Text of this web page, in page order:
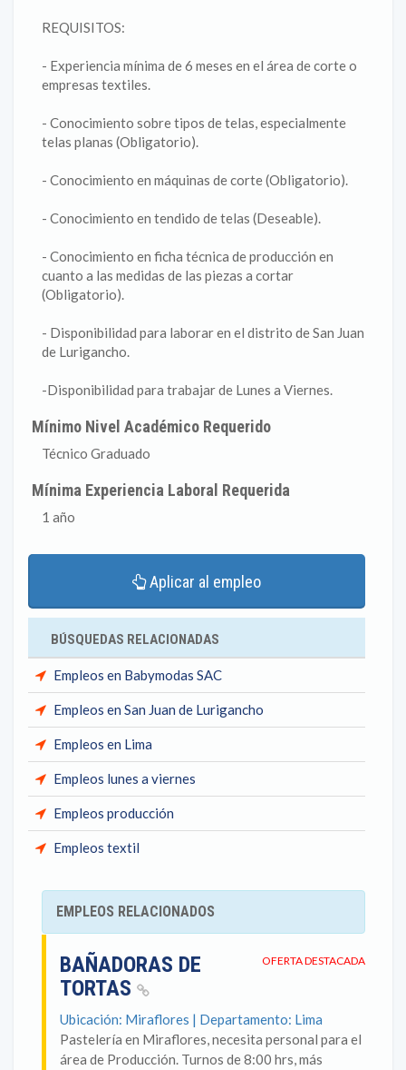
REQUISITOS:
- Experiencia mínima de 6 meses en el área de corte o
empresas textiles.
- Conocimiento sobre tipos de telas, especialmente
telas planas (Obligatorio).
- Conocimiento en máquinas de corte (Obligatorio).
- Conocimiento en tendido de telas (Deseable).
- Conocimiento en ficha técnica de producción en
cuanto a las medidas de las piezas a cortar
(Obligatorio).
- Disponibilidad para laborar en el distrito de San Juan
de Lurigancho.
-Disponibilidad para trabajar de Lunes a Viernes.
Mínimo Nivel Académico Requerido
Técnico Graduado
Mínima Experiencia Laboral Requerida
1 año
Aplicar al empleo
BÚSQUEDAS RELACIONADAS
Empleos en Babymodas SAC
Empleos en San Juan de Lurigancho
Empleos en Lima
Empleos lunes a viernes
Empleos producción
Empleos textil
EMPLEOS RELACIONADOS
OFERTA DESTACADA
BAÑADORAS DE
TORTAS
Ubicación: Miraflores | Departamento: Lima
Pastelería en Miraflores, necesita personal para el
área de Producción. Turnos de 8:00 hrs, más